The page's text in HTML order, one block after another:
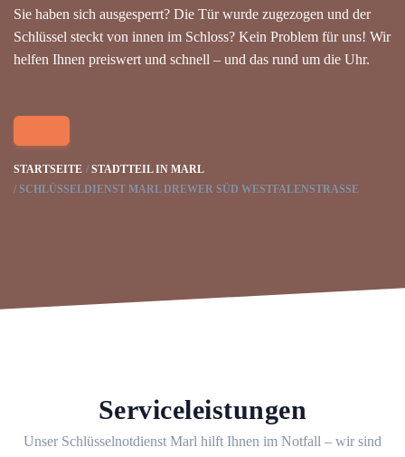
Sie haben sich ausgesperrt? Die Tür wurde zugezogen und der
Schlüssel steckt von innen im Schloss? Kein Problem für uns! Wir
helfen Ihnen preiswert und schnell – und das rund um die Uhr.
STARTSEITE
STADTTEIL IN MARL
SCHLÜSSELDIENST MARL DREWER SÜD WESTFALENSTRASSE
Serviceleistungen
Unser Schlüsselnotdienst Marl hilft Ihnen im Notfall – wir sind